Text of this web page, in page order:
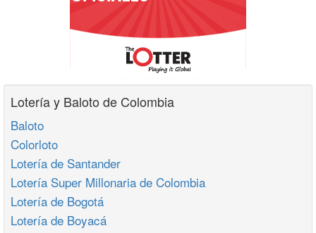
Lotería y Baloto de Colombia
Baloto
Colorloto
Lotería de Santander
Lotería Super Millonaria de Colombia
Lotería de Bogotá
Lotería de Boyacá